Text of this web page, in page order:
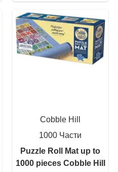
Cobble Hill
1000 Части
Puzzle Roll Mat up to
1000 pieces Cobble Hill